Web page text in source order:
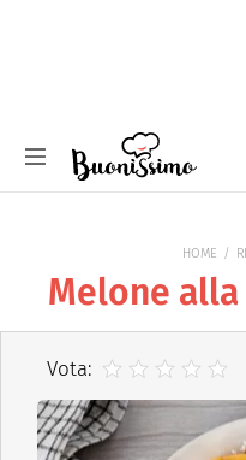
HOME
Melone
Vota: